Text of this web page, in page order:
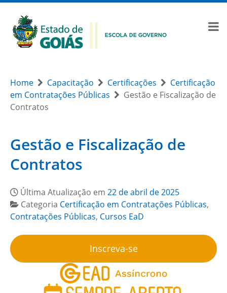
Home Capacitação Certificações
Certificação
em Contratações Públicas
Gestão e Fiscalização de
Contratos
Gestão e Fiscalização de
Contratos
Última Atualização em 22 de abril de 2025
Categoria Certificação em Contratações Públicas,
Contratações Públicas, Cursos EaD
Inscreva-se